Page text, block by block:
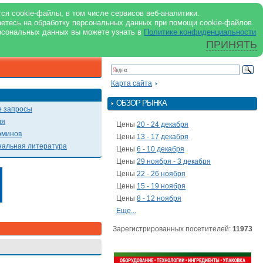
cookie-файлы, в том числе сервисов веб-аналитики.
на обработку персональных данных при помощи cookie-файлов.
данных вы можете узнать в Политике конфиденциальности
ПРИНЯТЬ
support@milkbranch.ru
О портале
Реклама в журнале
Реклама на портале
Архив номеров
запросы
литература
Карта сайта
ОБЗОР РЫНКА
Цены 20 - 24 декабря
Цены 13 - 17 декабря
Цены 6 - 10 декабря
Цены 29 ноября - 3 декабря
Цены 22 - 26 ноября
Цены 15 - 19 ноября
Цены 8 - 12 ноября
Еще...
Зарегистрированных посетителей: 11973